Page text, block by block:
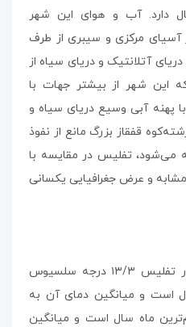
دارد. آب و هوای این شهر
مرکزی و سیبری از طرف
آتلانتیک و دریای سیاه از
این شهر از بیشتر جهات با
پهنه‌ آبی وسیع دریای سیاه و
قفقاز بزرگ مانع از نفوذ
می‌شود، تفلیس در مقایسه با
و عرض جغرافیایی یکسانی
میانگین دمای هوای سالانه در تفلیس ۱۳/۳ درجه‌ سلسیوس
است و میانگین دمای آن به
ماه سال است و میانگین